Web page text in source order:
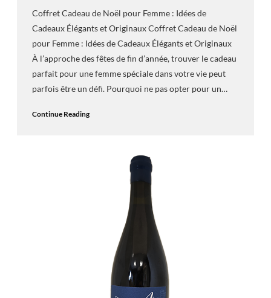
Coffret Cadeau de Noël pour Femme : Idées de
Cadeaux Élégants et Originaux Coffret Cadeau de Noël
pour Femme : Idées de Cadeaux Élégants et Originaux
À l’approche des fêtes de fin d’année, trouver le cadeau
parfait pour une femme spéciale dans votre vie peut
parfois être un défi. Pourquoi ne pas opter pour un…
Continue Reading